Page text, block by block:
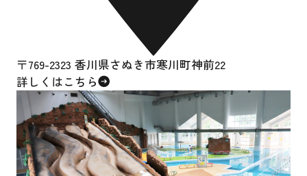
〒769-2323 香川県さぬき市寒川町神前22
詳しくはこちら